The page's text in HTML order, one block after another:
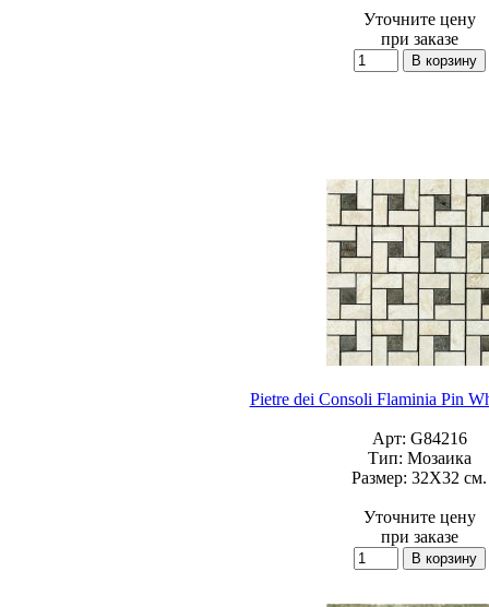
Уточните цену
при заказе
Pietre dei Consoli Flaminia Pin
Арт: G84216
Тип: Мозаика
Размер: 32X32 см.
Уточните цену
при заказе